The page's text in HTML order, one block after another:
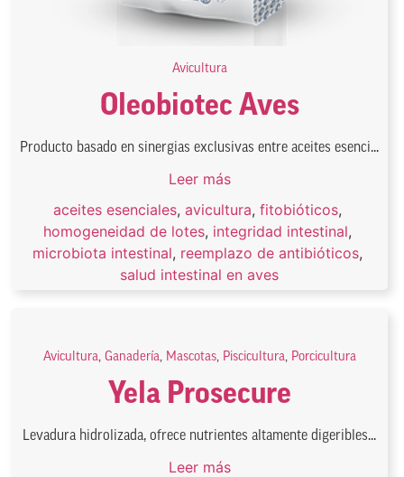
Avicultura
Oleobiotec Aves
Producto basado en sinergias exclusivas entre aceites esenci...
Leer más
aceites esenciales, avicultura, fitobióticos,
homogeneidad de lotes, integridad intestinal,
microbiota intestinal, reemplazo de antibióticos,
salud intestinal en aves
Avicultura, Ganadería, Mascotas, Piscicultura, Porcicultura
Yela Prosecure
Levadura hidrolizada, ofrece nutrientes altamente digeribles...
Leer más